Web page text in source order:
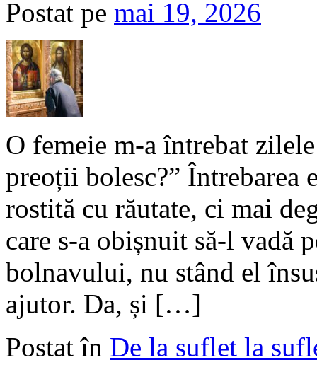
Postat pe mai 19, 2026
O femeie m-a întrebat
preoții bolesc?”
rostită cu răutate, ci mai
care s-a obișnuit să-l vadă
bolnavului, nu stând el
ajutor. Da, și […]
Postat în De la suflet la